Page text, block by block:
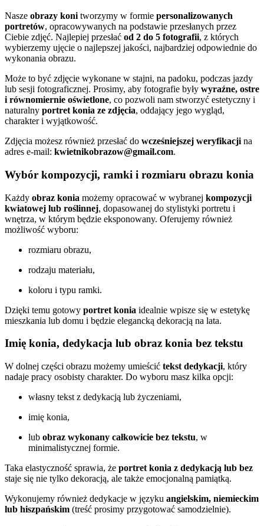
Nasze obrazy koni tworzymy w formie personalizowanych
portretów, opracowywanych na podstawie przesłanych przez
Ciebie zdjęć. Najlepiej przesłać od 2 do 5 fotografii, z których
wybierzemy ujęcie o najlepszej jakości, najbardziej odpowiednie do
wykonania obrazu.
Może to być zdjęcie wykonane w stajni, na padoku, podczas jazdy
lub sesji fotograficznej. Prosimy, aby fotografie były wyraźne, ostre
i równomiernie oświetlone, co pozwoli nam stworzyć estetyczny i
naturalny portret konia ze zdjęcia, oddający jego wygląd,
charakter i wyjątkowość.
Zdjęcia możesz również przesłać do wcześniejszej weryfikacji na
adres e-mail: kwietnikobrazow@gmail.com.
Wybór kompozycji, ramki i rozmiaru obrazu konia
Każdy obraz konia możemy opracować w wybranej kompozycji
kwiatowej lub roślinnej, dopasowanej do stylistyki portretu i
wnętrza, w którym będzie eksponowany. Oferujemy również
możliwość wyboru:
rozmiaru obrazu,
rodzaju materiału,
koloru i typu ramki.
Dzięki temu gotowy portret konia idealnie wpisze się w estetykę
mieszkania lub domu i będzie elegancką dekoracją na lata.
Imię konia, dedykacja lub obraz konia bez tekstu
W dolnej części obrazu możemy umieścić tekst dedykacji, który
nadaje pracy osobisty charakter. Do wyboru masz kilka opcji:
własny tekst z dedykacją lub życzeniami,
imię konia,
lub obraz wykonany całkowicie bez tekstu, w
minimalistycznej formie.
Taka elastyczność sprawia, że portret konia z dedykacją lub bez
staje się nie tylko dekoracją, ale także emocjonalną pamiątką.
Wykonujemy również dedykacje w języku angielskim, niemieckim
lub hiszpańskim (treść prosimy przygotować samodzielnie).